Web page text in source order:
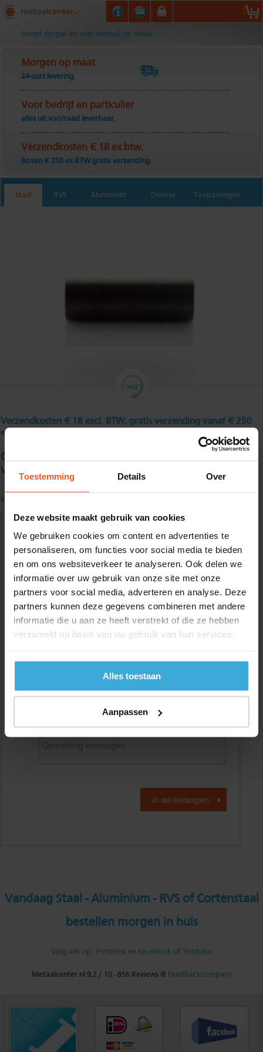
Toestemming Details Over
Deze website maakt gebruik van cookies
We gebruiken cookies om content en advertenties te
personaliseren, om functies voor social media te bieden
en om ons websiteverkeer te analyseren. Ook delen we
informatie over uw gebruik van onze site met onze
partners voor social media, adverteren en analyse. Deze
partners kunnen deze gegevens combineren met andere
informatie die u aan ze heeft verstrekt of die ze hebben
verzameld op basis van uw gebruik van hun services.
Alles toestaan
Aanpassen
Metaalcenter.nl
bestel simpel en snel metaal op maat
Morgen op maat
24-uurs levering.
Voor bedrijf en particulier
alles uit voorraad leverbaar.
Verzendkosten € 18 ex btw.
Boven € 250 ex BTW gratis verzending
Staal RVS Aluminium Diverse Toepassingen
Verzendkosten € 18 excl. BTW, gratis verzending vanaf € 250
excl. BTW
Gasbuis 1 1/4" gelast42,4 x 3,25 mm
verzinkt, glad
Kwaliteit:
Gewenste
lengtemaat inmm
(max. 2000 mm)
+/- 2 mm lengtetolerantie
Aantal:
Bewerkingskosten :
€
0,00
€ 0,00
Alle bedragen zijn excl. 21% BTW
Vandaag Staal - Aluminium - RVS of Cortenstaal
bestellen morgen in huis
Volg ons op : Pinterest en Facebook of Youtube
Metaalcenter.nl 9,2 / 10 -856 Reviews @ Feedbackcompany